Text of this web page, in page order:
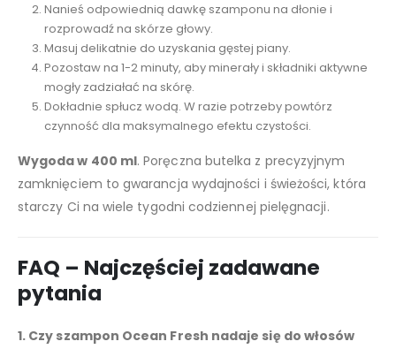
Nanieś odpowiednią dawkę szamponu na dłonie i
rozprowadź na skórze głowy.
Masuj delikatnie do uzyskania gęstej piany.
Pozostaw na 1-2 minuty, aby minerały i składniki aktywne
mogły zadziałać na skórę.
Dokładnie spłucz wodą. W razie potrzeby powtórz
czynność dla maksymalnego efektu czystości.
Wygoda w 400 ml. Poręczna butelka z precyzyjnym
zamknięciem to gwarancja wydajności i świeżości, która
starczy Ci na wiele tygodni codziennej pielęgnacji.
FAQ – Najczęściej zadawane
pytania
1. Czy szampon Ocean Fresh nadaje się do włosów